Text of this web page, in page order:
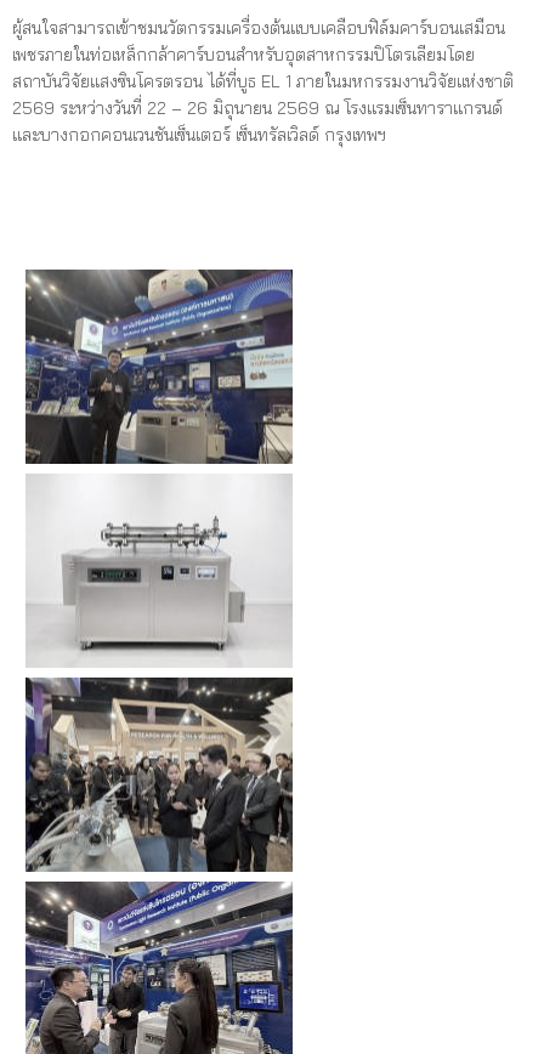
ผู้สนใจสามารถเข้าชมนวัตกรรมเครื่องต้นแบบเคลือบฟิล์มคาร์บอนเสมือน
เพชรภายในท่อเหล็กกล้าคาร์บอนสำหรับอุตสาหกรรมปิโตรเลียมโดย
สถาบันวิจัยแสงซินโครตรอน ได้ที่บูธ EL 1 ภายในมหกรรมงานวิจัยแห่งชาติ
2569 ระหว่างวันที่ 22 – 26 มิถุนายน 2569 ณ โรงแรมเซ็นทาราแกรนด์
และบางกอกคอนเวนชันเซ็นเตอร์ เซ็นทรัลเวิลด์ กรุงเทพฯ